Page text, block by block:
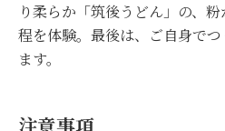
り柔らか「筑後うどん」の、
程を体験。最後は、ご自身で
ます。